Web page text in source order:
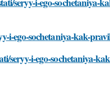
i-ego-sochetaniya-kak-
seryy-i-ego-sochetaniya-